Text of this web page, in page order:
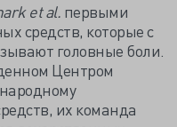
et al. первыми
средств, которые с
головные боли.
Центром
их команда